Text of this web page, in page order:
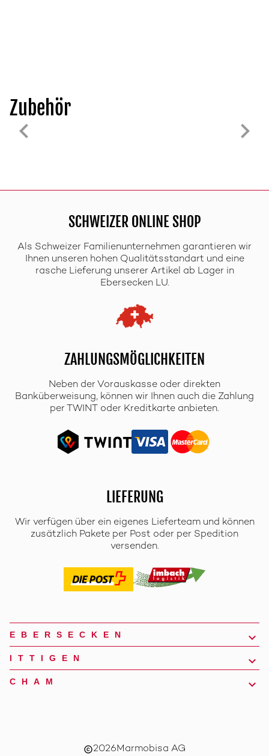
Zubehör
SCHWEIZER ONLINE SHOP
Als Schweizer Familienunternehmen garantieren wir
Ihnen unseren hohen Qualitätsstandart und eine
rasche Lieferung unserer Artikel ab Lager in
Ebersecken LU.
ZAHLUNGSMÖGLICHKEITEN
Neben der Vorauskasse oder direkten
Banküberweisung, können wir Ihnen auch die Zahlung
per TWINT oder Kreditkarte anbieten.
LIEFERUNG
Wir verfügen über ein eigenes Lieferteam und können
zusätzlich Pakete per Post oder per Spedition
versenden.
EBERSECKEN
ITTIGEN
CHAM
copyright2026Marmobisa AG